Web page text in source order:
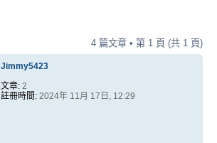
4 篇文章 • 第 1 頁 (共 1 頁)
Jimmy5423
文章:2
註冊時間:2024年 11月 17日, 12:29